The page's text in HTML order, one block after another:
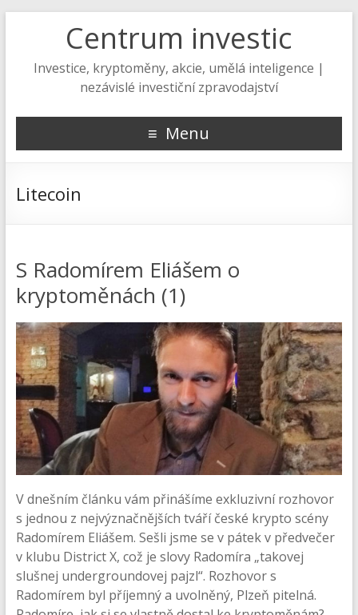
Centrum investic
Investice, kryptoměny, akcie, umělá inteligence |
nezávislé investiční zpravodajství
Menu
Litecoin
S Radomírem Eliášem o
kryptoměnách (1)
V dnešním článku vám přinášíme exkluzivní rozhovor
s jednou z nejvýznačnějších tváří české krypto scény
Radomírem Eliášem. Sešli jsme se v pátek v předvečer
v klubu District X, což je slovy Radomíra „takovej
slušnej undergroundovej pajzl“. Rozhovor s
Radomírem byl příjemný a uvolněný, Plzeň pitelná.